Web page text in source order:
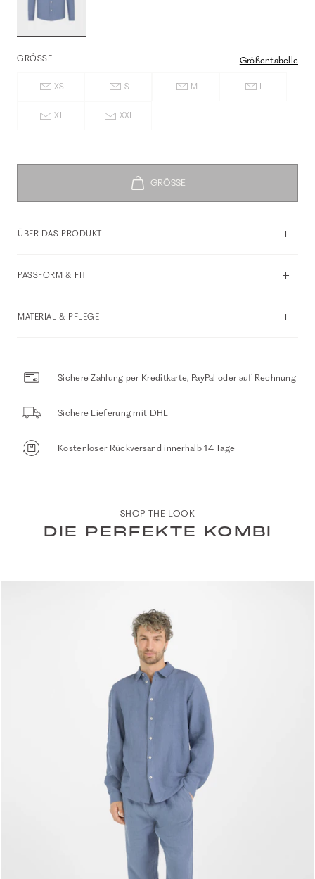
GRÖSSE Größentabelle
XS S M L
XL XXL
ÜBER DAS PRODUKT
PASSFORM & FIT
MATERIAL & PFLEGE
Sichere Zahlung per Kreditkarte, PayPal oder auf Rechnung
Sichere Lieferung mit DHL
Kostenloser Rückversand innerhalb 14 Tage
SHOP THE LOOK
DIE PERFEKTE KOMBI